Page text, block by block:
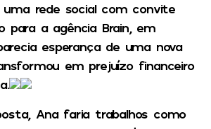
rede social com convite
para a agência Brain, em
esperança de uma nova
em prejuízo financeiro
Ana faria trabalhos como